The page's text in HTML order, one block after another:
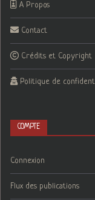
A Propos
Contact
Crédits et Copyright
Politique de
COMPTE
Connexion
Flux des publications